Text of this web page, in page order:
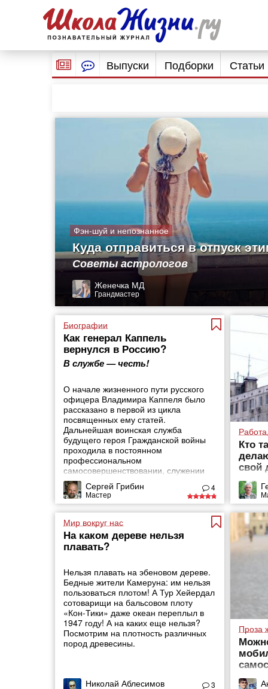
Выпуски Подборки Статьи
Фэн-шуй и непознанное
Куда отправиться в отпуск
Советы астрологов
Женечка МД
Грандмастер
Биографии
Как генерал Каппель
вернулся в Россию?
В службе — честь!
О начале жизненного пути русского
офицера Владимира Каппеля было
рассказано в первой из цикла
посвященных ему статей.
Дальнейшая воинская служба
будущего героя Гражданской войны
проходила в постоянном
профессиональном
самосовершенствовании, служении
Царю и Отечеству вплоть до событий
1917 года.Сергей Грибин
Мастер
4
Кто
свой
Мир вокруг нас
На каком дереве нельзя
плавать?
Нельзя плавать на эбеновом дереве.
Бедные жители Камеруна: им нельзя
пользоваться плотом! А Тур Хейердал
сотоварищи на бальсовом плоту
«Кон-Тики» даже океан переплыл в
1947 году! А на каких еще нельзя?
Посмотрим на плотность различных
пород древесины.
Николай Аблесимов 3
Проза